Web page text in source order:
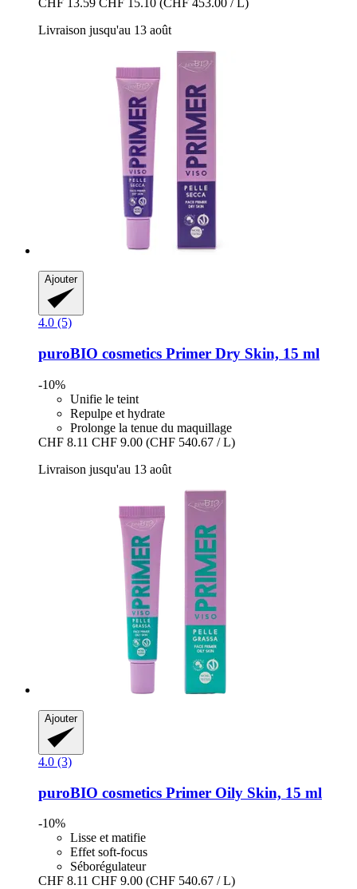
CHF 13.59 CHF 15.10 (CHF 453.00 / L)
Livraison jusqu'au 13 août
Ajouter
4.0 (5)
puroBIO cosmetics Primer Dry Skin, 15 ml
-10%
Unifie le teint
Repulpe et hydrate
Prolonge la tenue du maquillage
CHF 8.11 CHF 9.00 (CHF 540.67 / L)
Livraison jusqu'au 13 août
Ajouter
4.0 (3)
puroBIO cosmetics Primer Oily Skin, 15 ml
-10%
Lisse et matifie
Effet soft-focus
Séborégulateur
CHF 8.11 CHF 9.00 (CHF 540.67 / L)